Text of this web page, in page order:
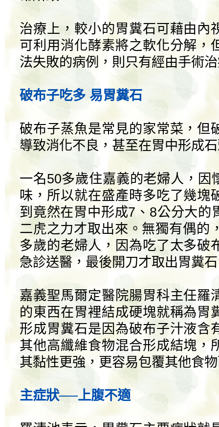
治療上，較小的胃糞石可藉由內
可利用消化酵素將之軟化分解，
法失敗的病例，則只有經由手術
破布子吃多 易胃糞石
破布子蒸魚是常見的家常菜，但
導致消化不良，甚至在胃中形成
一名50多歲住嘉義的老婦人，因
味，所以就在盛產時多吃了幾塊
到竟然在胃中形成7、8公分大的
二虎之力才取出來。無獨有偶的
多歲的老婦人，因為吃了太多破
急診送醫，最後開刀才取出胃糞
嘉義聖馬爾定醫院腸胃科主任羅
的東西在胃裡結成硬塊就稱為胃
形成胃糞石是因為破布子汁液含
其他高纖維食物混合形成結塊，
其黏性更強，更容易包覆其他食
主症狀──上腹不適